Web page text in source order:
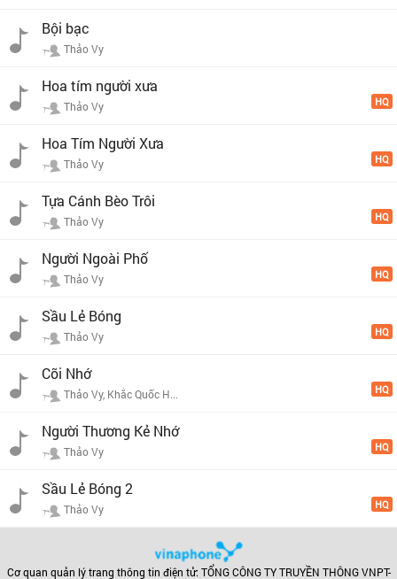
Bội bạc
Thảo Vy
Hoa tím người xưa
Thảo Vy HQ
Hoa Tím Người Xưa
Thảo Vy HQ
Tựa Cánh Bèo Trôi
Thảo Vy HQ
Người Ngoài Phố
Thảo Vy HQ
Sầu Lẻ Bóng
Thảo Vy HQ
Cõi Nhớ
Thảo Vy, Khắc Quốc H... HQ
Người Thương Kẻ Nhớ
Thảo Vy HQ
Sầu Lẻ Bóng 2
Thảo Vy HQ
Cơ quan quản lý trang thông tin điện tử: TỔNG CÔNG TY TRUYỀN THÔNG VNPT-